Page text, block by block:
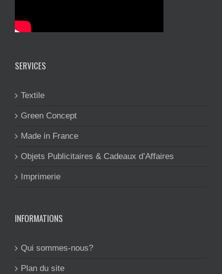
SERVICES
Textile
Green Concept
Made in France
Objets Publicitaires & Cadeaux d’Affaires
Imprimerie
INFORMATIONS
Qui sommes-nous?
Plan du site